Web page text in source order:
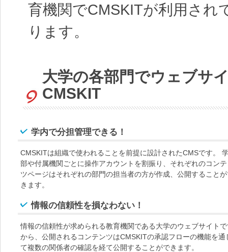
育機関でCMSKITが利用され
ります。
大学の各部門でウェブサ
CMSKIT
学内で分担管理できる！
CMSKITは組織で使われることを前提に設計されたCMSです。
部や付属機関ごとに操作アカウントを割振り、それぞれのコン
ツページはそれぞれの部門の担当者の方が作成、公開すること
きます。
情報の信頼性を損なわない！
情報の信頼性が求められる教育機関である大学のウェブサイト
から、公開されるコンテンツはCMSKITの承認フローの機能を通
て複数の関係者の確認を経て公開することができます。